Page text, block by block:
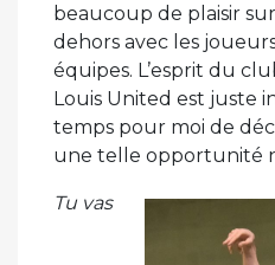
beaucoup de plaisir
dehors avec les
équipes. L’esprit du
Louis United est juste
temps pour moi de
une telle opportunité
Tu vas